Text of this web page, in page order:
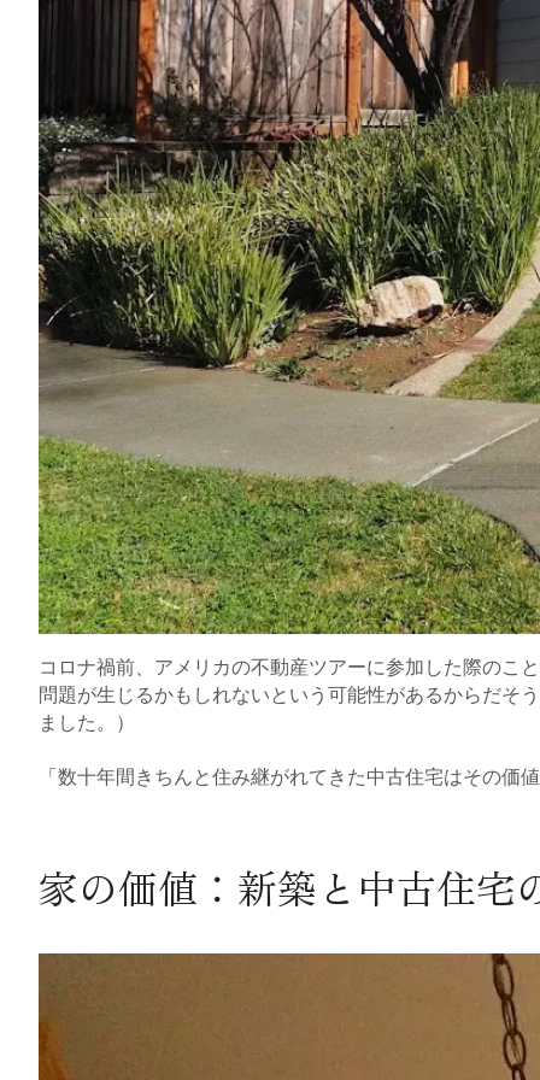
コロナ禍前、アメリカの不動産ツアーに参加した際のこ
問題が生じるかもしれないという可能性があるからだそ
ました。）
「数十年間きちんと住み継がれてきた中古住宅はその価
家の価値：新築と中古住宅